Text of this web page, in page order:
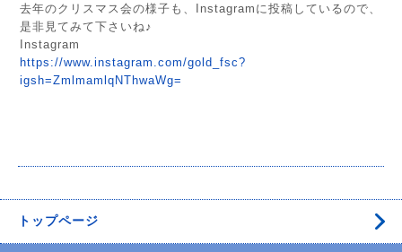
去年のクリスマス会の様子も、Instagramに投稿しているので、
是非見てみて下さいね♪
Instagram
https://www.instagram.com/gold_fsc?
igsh=ZmlmamlqNThwaWg=
トップページ